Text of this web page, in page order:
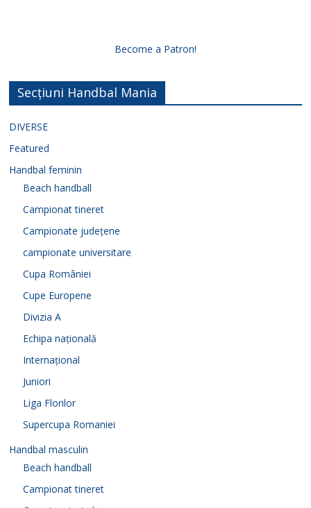
Become a Patron!
Secțiuni Handbal Mania
DIVERSE
Featured
Handbal feminin
Beach handball
Campionat tineret
Campionate județene
campionate universitare
Cupa României
Cupe Europene
Divizia A
Echipa națională
Internațional
Juniori
Liga Florilor
Supercupa Romaniei
Handbal masculin
Beach handball
Campionat tineret